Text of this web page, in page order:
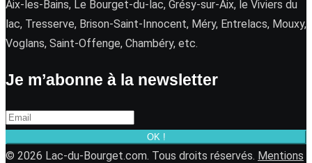
Aix-les-Bains, Le Bourget-du-lac, Grésy-sur-Aix, le Viviers du
lac, Tresserve, Brison-Saint-Innocent, Méry, Entrelacs, Mouxy,
Voglans, Saint-Offenge, Chambéry, etc.
Je m’abonne à la newsletter
OK !
© 2026 Lac-du-Bourget.com. Tous droits réservés. Mentions